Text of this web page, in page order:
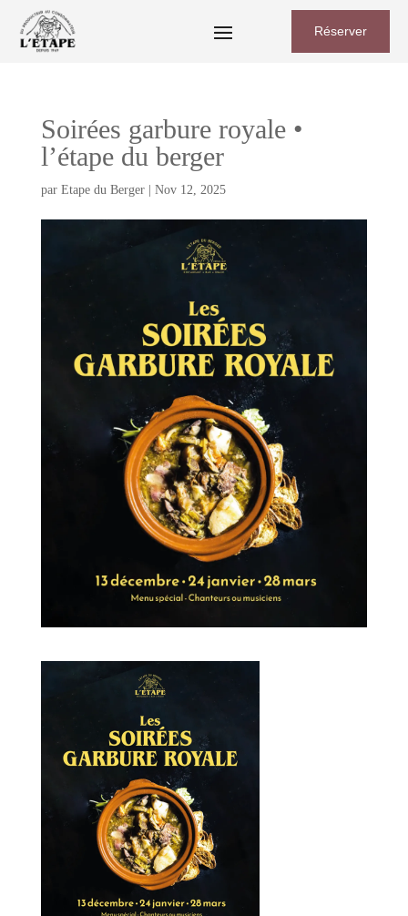
Réserver
Soirées garbure royale •
l’étape du berger
par Etape du Berger| Nov 12, 2025